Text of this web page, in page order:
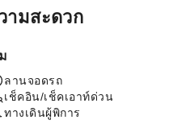
ามสะดวก
ลานจอดรถ
เช็คอิน/เช็คเอาท์ด่วน
ทางเดินผู้พิการ